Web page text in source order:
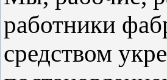
работники
средством